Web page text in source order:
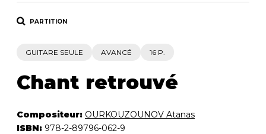
PARTITION
GUITARE SEULE AVANCÉ 16 P.
Chant retrouvé
Compositeur: OURKOUZOUNOV Atanas
ISBN: 978-2-89796-062-9